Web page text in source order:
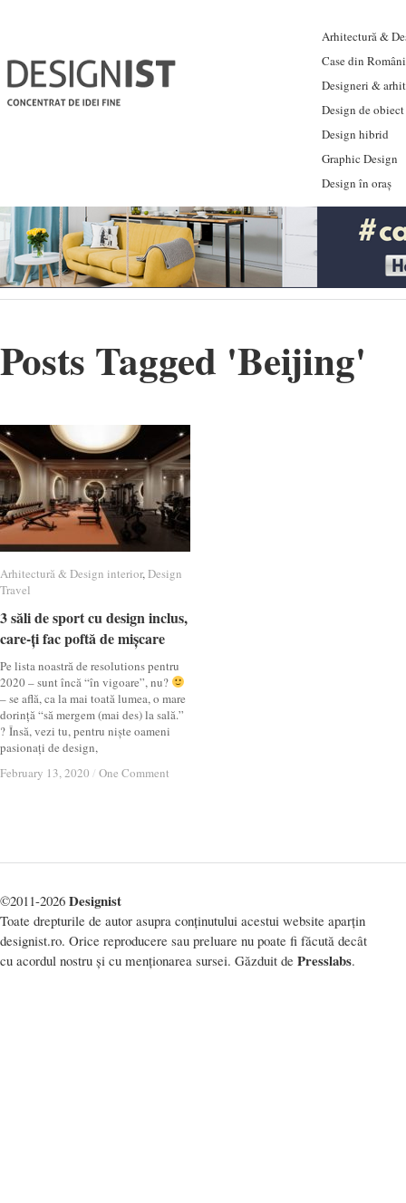
Arhitectură &
Case din
Designeri &
Design de obiect
Design hibrid
Graphic Design
Design în oraș
Posts Tagged 'Beijing'
Arhitectură & Design interior,Design
Travel
3 săli de sport cu design inclus,
care-ți fac poftă de mișcare
Pe lista noastră de resolutions pentru
2020 – sunt încă “în vigoare”, nu?
– se află, ca la mai toată lumea, o mare
dorință “să mergem (mai des) la sală.”
? Însă, vezi tu, pentru niște oameni
pasionați de design,
February 13, 2020 / One Comment
Arhitectură & Design interior Design
Travel
3 săli de sport cu design inclus,
care-ți fac poftă de mișcare
February 13, 2020 / One Comment
©2011-2026 Designist
Toate drepturile de autor asupra conținutului acestui website aparțin
designist.ro. Orice reproducere sau preluare nu poate fi făcută decât
cu acordul nostru și cu menționarea sursei. Găzduit de Presslabs.